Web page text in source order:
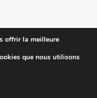
Magazine
offrir la meilleure
que nous utilisons